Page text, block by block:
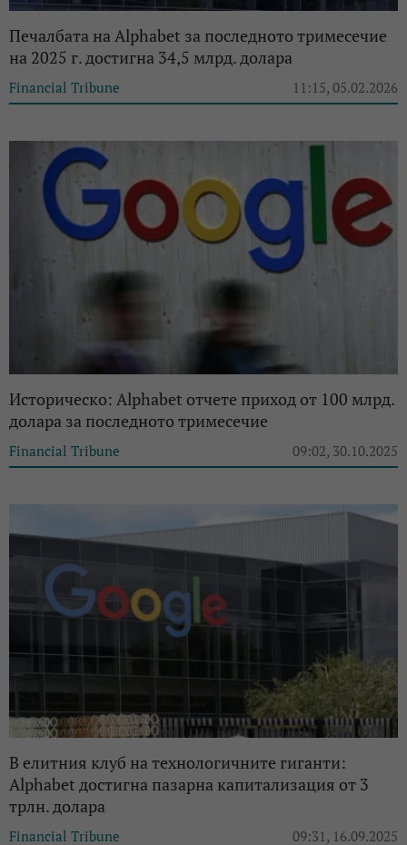
Печалбата на Alphabet за последното тримесечие
на 2025 г. достигна 34,5 млрд. долара
Financial Tribune 11:15, 05.02.2026
Историческо: Alphabet отчете приход от 100 млрд.
долара за последното тримесечие
Financial Tribune 09:02, 30.10.2025
В елитния клуб на технологичните гиганти:
Alphabet достигна пазарна капитализация от 3
трлн. долара
Financial Tribune 09:31, 16.09.2025